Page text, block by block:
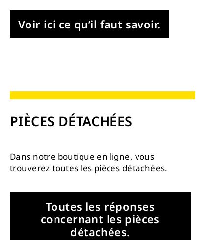
Voir ici ce qu’il faut savoir.
PIÈCES DÉTACHÉES
Dans notre boutique en ligne, vous
trouverez toutes les pièces détachées.
Toutes les réponses
concernant les pièces
détachées.